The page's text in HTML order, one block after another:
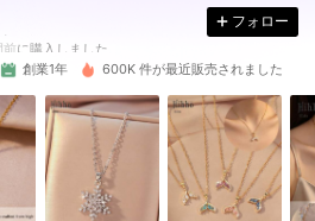
ロワー
前に購入しました
ロワー
ロワー
フォロー
創業1年 600K 件が最近販売されました